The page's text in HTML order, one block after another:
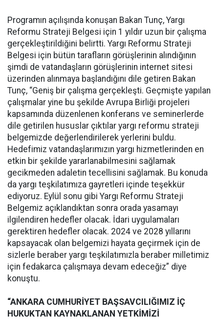
Programın açılışında konuşan Bakan Tunç, Yargı
Reformu Strateji Belgesi için 1 yıldır uzun bir çalışma
gerçekleştirildiğini belirtti. Yargı Reformu Strateji
Belgesi için bütün tarafların görüşlerinin alındığının
şimdi de vatandaşların görüşlerinin internet sitesi
üzerinden alınmaya başlandığını dile getiren Bakan
Tunç, “Geniş bir çalışma gerçekleşti. Geçmişte yapılan
çalışmalar yine bu şekilde Avrupa Birliği projeleri
kapsamında düzenlenen konferans ve seminerlerde
dile getirilen hususlar çıktılar yargı reformu strateji
belgemizde değerlendirilerek yerlerini buldu.
Hedefimiz vatandaşlarımızın yargı hizmetlerinden en
etkin bir şekilde yararlanabilmesini sağlamak
gecikmeden adaletin tecellisini sağlamak. Bu konuda
da yargı teşkilatımıza gayretleri içinde teşekkür
ediyoruz. Eylül sonu gibi Yargı Reformu Strateji
Belgemiz açıklandıktan sonra orada yasamayı
ilgilendiren hedefler olacak. İdari uygulamaları
gerektiren hedefler olacak. 2024 ve 2028 yıllarını
kapsayacak olan belgemizi hayata geçirmek için de
sizlerle beraber yargı teşkilatımızla beraber milletimiz
için fedakarca çalışmaya devam edeceğiz” diye
konuştu.
“ANKARA CUMHURİYET BAŞSAVCILIĞIMIZ İÇ
HUKUKTAN KAYNAKLANAN YETKİMİZİ